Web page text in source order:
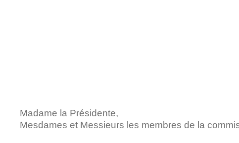
Madame la Présidente,
Mesdames et Messieurs les membres de la